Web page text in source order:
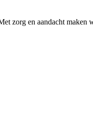
zorg en aandacht maken